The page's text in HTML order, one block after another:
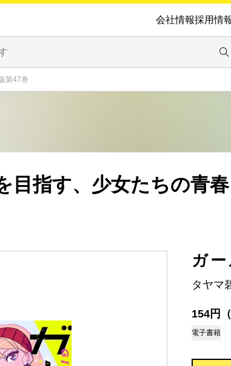
会社情報採用情
第47巻
目指す、少女たちの青
ガ
タヤマ
154円
電子書籍